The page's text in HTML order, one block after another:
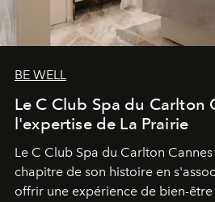
BE WELL
Le C Club Spa du Carlton
l'expertise de La Prairie
Le C Club Spa du Carlton
chapitre de son histoire en
offrir une expérience de bien-